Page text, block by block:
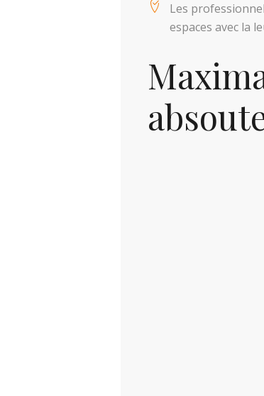
Les
espaces avec la